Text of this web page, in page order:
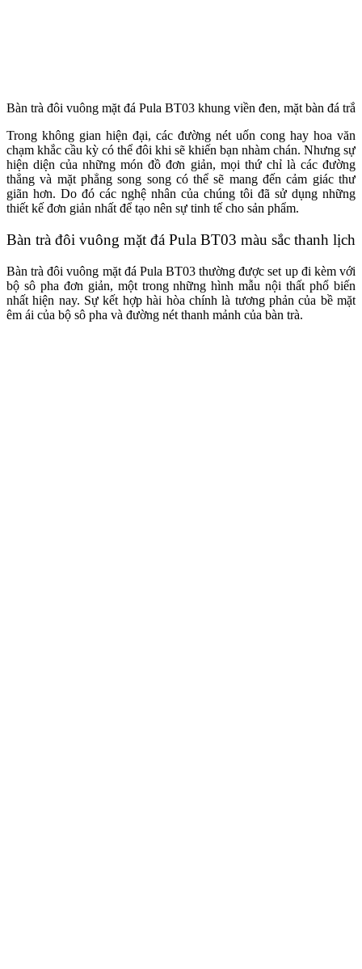
Bàn trà đôi vuông mặt đá Pula BT03 khung viền đen, mặt bàn đá
Trong không gian hiện đại, các đường nét uốn cong hay hoa văn
chạm khắc cầu kỳ có thể đôi khi sẽ khiến bạn nhàm chán. Nhưng sự
hiện diện của những món đồ đơn giản, mọi thứ chỉ là các đường
thẳng và mặt phẳng song song có thể sẽ mang đến cảm giác thư
giãn hơn. Do đó các nghệ nhân của chúng tôi đã sử dụng những
thiết kế đơn giản nhất để tạo nên sự tinh tế cho sản phẩm.
Bàn trà đôi vuông mặt đá Pula BT03 màu sắc thanh lịch
Bàn trà đôi vuông mặt đá Pula BT03 thường được set up đi kèm với
bộ sô pha đơn giản, một trong những hình mẫu nội thất phổ biến
nhất hiện nay. Sự kết hợp hài hòa chính là tương phản của bề mặt
êm ái của bộ sô pha và đường nét thanh mảnh của bàn trà.